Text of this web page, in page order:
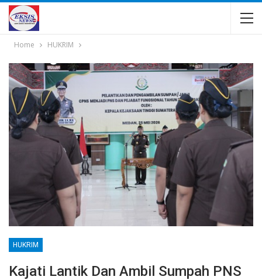
Home HUKRIM
HUKRIM
Kajati Lantik Dan Ambil Sumpah PNS